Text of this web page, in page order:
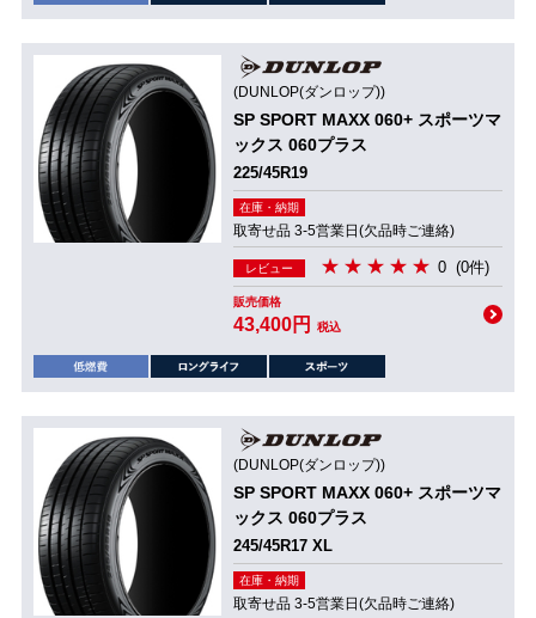
(DUNLOP(ダンロップ))
SP SPORT MAXX 060+ スポーツマ
ックス 060プラス
225/45R19
在庫・納期
取寄せ品 3-5営業日(欠品時ご連絡)
レビュー 0 (0件)
販売価格
43,400円 税込
(DUNLOP(ダンロップ))
SP SPORT MAXX 060+ スポーツマ
ックス 060プラス
245/45R17 XL
在庫・納期
取寄せ品 3-5営業日(欠品時ご連絡)